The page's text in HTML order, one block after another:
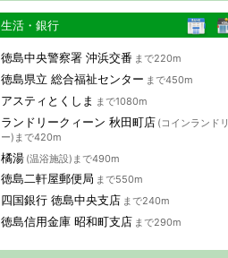
生活・銀行
徳島中央警察署 沖浜交番 まで220m
徳島県立 総合福祉センター まで450m
アスティとくしま まで1080m
ランドリークィーン 秋田町店 (コインランドリ
ー)まで420m
橘湯 (温浴施設)まで490m
徳島二軒屋郵便局 まで550m
四国銀行 徳島中央支店 まで240m
徳島信用金庫 昭和町支店 まで290m